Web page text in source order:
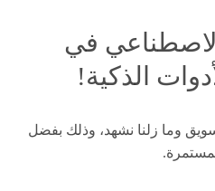
في
الذكية!
وما زلنا نشهد، وذلك بفضل